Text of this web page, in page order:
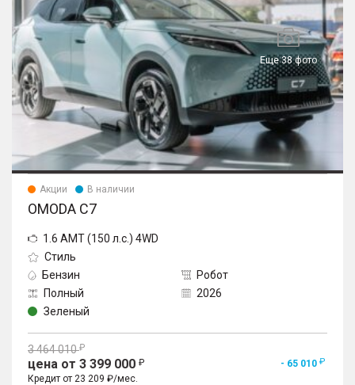
Еще 38 фото
Акции В наличии
OMODA C7
1.6 AMT (150 л.с.) 4WD
Стиль
Бензин
Робот
Полный
2026
Зеленый
3 464 010
цена от 3 399 000
- 65 010
Кредит от 23 209 ₽/мес.